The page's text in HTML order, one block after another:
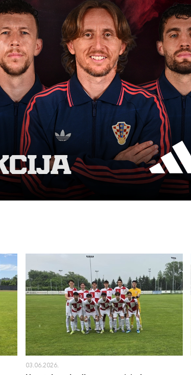
03.06.2026.